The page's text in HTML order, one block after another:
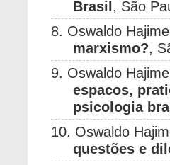
Brasil , São
8. Oswaldo
marxismo?,
9. Oswaldo
espacos,
psicologia
10. Oswaldo
questões e